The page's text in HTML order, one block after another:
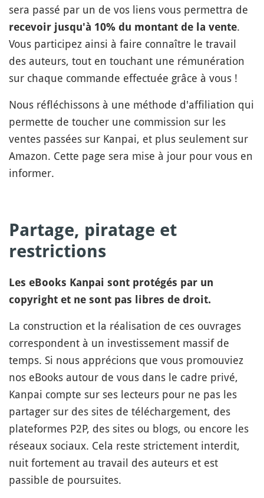
sera passé par un de vos liens vous permettra de
recevoir jusqu'à 10% du montant de la vente.
Vous participez ainsi à faire connaître le travail
des auteurs, tout en touchant une rémunération
sur chaque commande effectuée grâce à vous !
Nous réfléchissons à une méthode d'affiliation qui
permette de toucher une commission sur les
ventes passées sur Kanpai, et plus seulement sur
Amazon. Cette page sera mise à jour pour vous en
informer.
Partage, piratage et
restrictions
Les eBooks Kanpai sont protégés par un
copyright et ne sont pas libres de droit.
La construction et la réalisation de ces ouvrages
correspondent à un investissement massif de
temps. Si nous apprécions que vous promouviez
nos eBooks autour de vous dans le cadre privé,
Kanpai compte sur ses lecteurs pour ne pas les
partager sur des sites de téléchargement, des
plateformes P2P, des sites ou blogs, ou encore les
réseaux sociaux. Cela reste strictement interdit,
nuit fortement au travail des auteurs et est
passible de poursuites.